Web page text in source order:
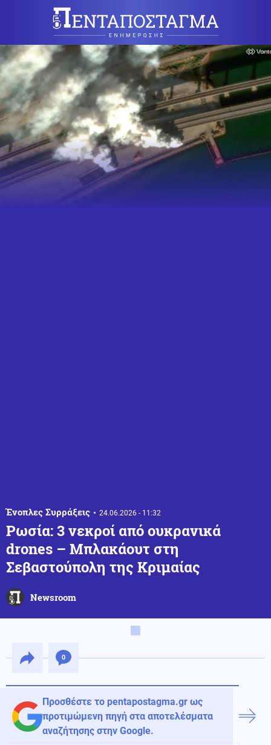
Ένοπλες Συρράξεις 24.06.2026 - 11:32
Ρωσία: 3 νεκροί από ουκρανικά
drones – Μπλακάουτ στη
Σεβαστούπολη της Κριμαίας
Newsroom
0
Προσθέστε το pentapostagma.gr ως
προτιμώμενη πηγή στα αποτελέσματα
αναζήτησης στην Google.